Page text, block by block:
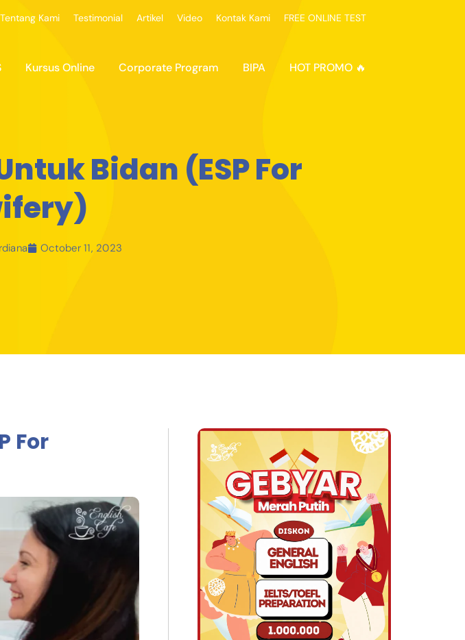
Tentang Kami Testimonial Artikel Video Kontak Kami FREE ONLINE TEST
Kursus Online Corporate Program BIPA HOT PROMO 🔥
Bidan (ESP For
October 11, 2023
For